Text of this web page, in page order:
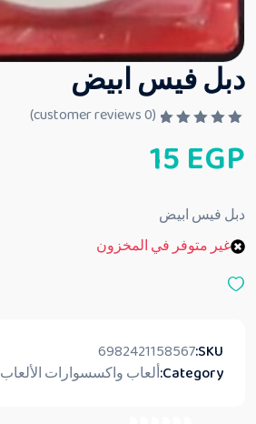
دبل فيس ابيض
م
ا
ي
م
ن
(
0
15EGP
دبل فيس ابيض
غير متوفر في المخزون
SKU:
6982421158567
Category:ألعاب واكسسوارات الألعاب